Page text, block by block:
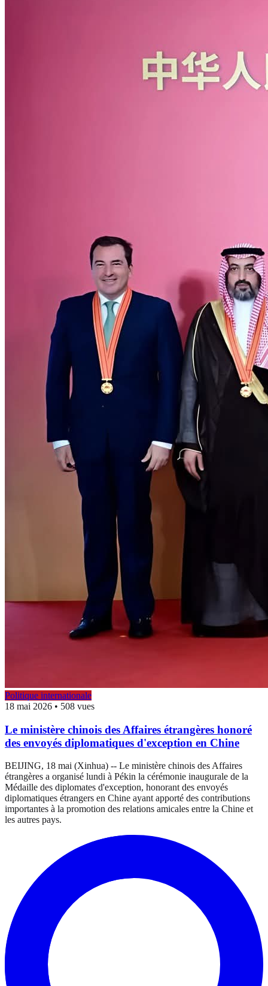
Politique internationale
18 mai 2026 • 508 vues
Le ministère chinois des Affaires étrangères honoré
des envoyés diplomatiques d'exception en Chine
BEIJING, 18 mai (Xinhua) -- Le ministère chinois des Affaires
étrangères a organisé lundi à Pékin la cérémonie inaugurale de la
Médaille des diplomates d'exception, honorant des envoyés
diplomatiques étrangers en Chine ayant apporté des contributions
importantes à la promotion des relations amicales entre la Chine et
les autres pays.